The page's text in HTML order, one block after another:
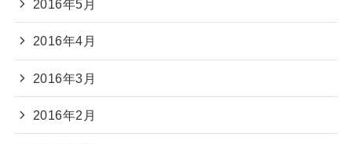
2016年5月
2016年4月
2016年3月
2016年2月